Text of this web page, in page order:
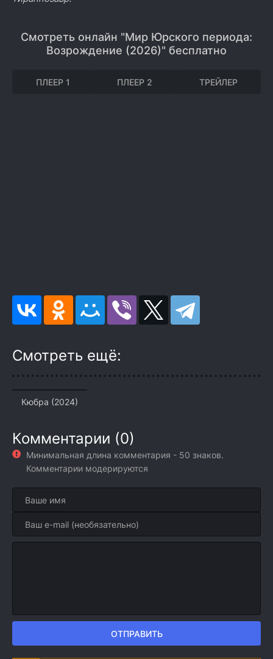
Смотреть онлайн "Мир Юрского периода:
Возрождение (2026)" бесплатно
ПЛЕЕР 1 ПЛЕЕР 2 ТРЕЙЛЕР
Смотреть ещё:
Кюбра (2024)
Комментарии (0)
Минимальная длина комментария - 50 знаков.
Комментарии модерируются
ОТПРАВИТЬ